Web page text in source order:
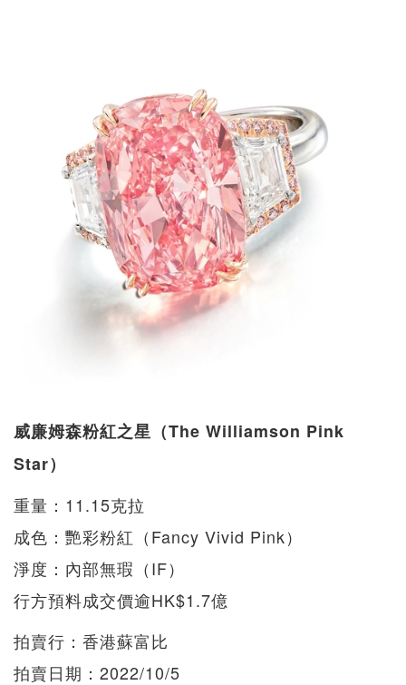
威廉姆森粉紅之星（The Williamson Pink
Star）
重量：11.15克拉
成色：艷彩粉紅（Fancy Vivid Pink）
淨度：內部無瑕（IF）
行方預料成交價逾HK$1.7億
拍賣行：香港蘇富比
拍賣日期：2022/10/5